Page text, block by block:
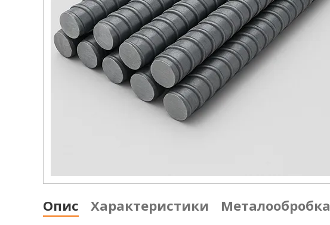
Опис Характеристики Металообробка